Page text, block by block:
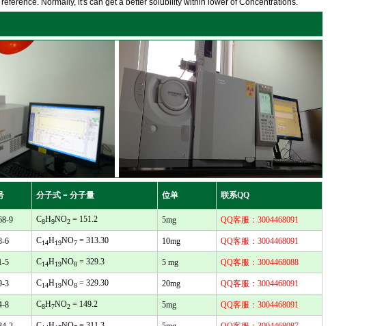
Normally, it's can get a better solubility within lower of Concentrations.
分子式 = 分子量 位单 联系QQ
9 C8H9NO2 = 151.2 5mg QQ客服：3004468091
6 C14H19NO7 = 313.30 10mg QQ客服：3004468091
5 C14H19NO8 = 329.3 5 mg QQ客服：3004468088
3 C14H19NO8 = 329.30 20mg QQ客服：3004468091
8 C8H7NO2 = 149.2 5mg QQ客服：3004468091